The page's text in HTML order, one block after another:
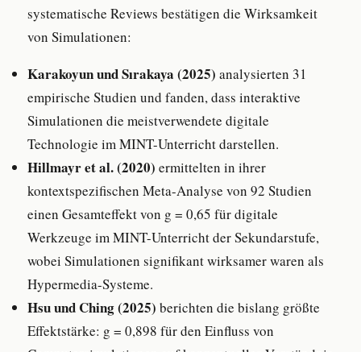
systematische Reviews bestätigen die Wirksamkeit
von Simulationen:
Karakoyun und Sırakaya (2025) analysierten 31
empirische Studien und fanden, dass interaktive
Simulationen die meistverwendete digitale
Technologie im MINT-Unterricht darstellen.
Hillmayr et al. (2020) ermittelten in ihrer
kontextspezifischen Meta-Analyse von 92 Studien
einen Gesamteffekt von g = 0,65 für digitale
Werkzeuge im MINT-Unterricht der Sekundarstufe,
wobei Simulationen signifikant wirksamer waren als
Hypermedia-Systeme.
Hsu und Ching (2025) berichten die bislang größte
Effektstärke: g = 0,898 für den Einfluss von